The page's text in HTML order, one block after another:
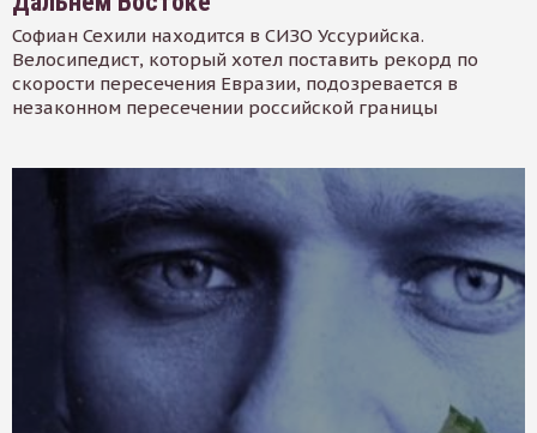
Софиан Сехили находится в СИЗО Уссурийска.
Велосипедист, который хотел поставить рекорд по
скорости пересечения Евразии, подозревается в
незаконном пересечении российской границы